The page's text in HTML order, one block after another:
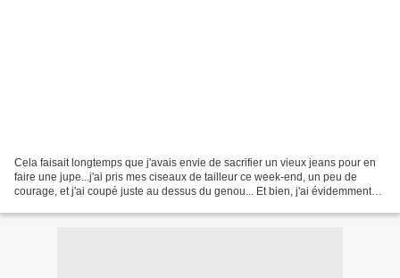
Cela faisait longtemps que j'avais envie de sacrifier un vieux jeans pour en
faire une jupe...j'ai pris mes ciseaux de tailleur ce week-end, un peu de
courage, et j'ai coupé juste au dessus du genou... Et bien, j'ai évidemment